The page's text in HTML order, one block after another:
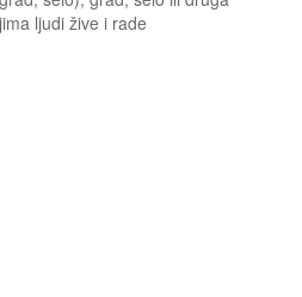
ljudi žive i rade